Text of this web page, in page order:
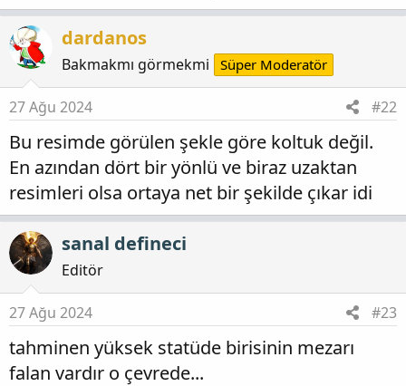
dardanos
Bakmakmı görmekmi Süper Moderatör
27 Ağu 2024 #22
Bu resimde görülen şekle göre koltuk değil.
En azından dört bir yönlü ve biraz uzaktan
resimleri olsa ortaya net bir şekilde çıkar idi
sanal defineci
Editör
27 Ağu 2024 #23
tahminen yüksek statüde birisinin mezarı
falan vardır o çevrede...